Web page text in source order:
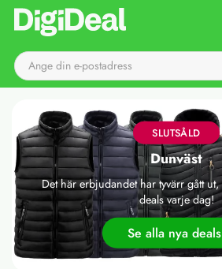
Till startsidan
SLUTSÅLD
Dunväst
Det här erbjudandet har tyvärr gått
deals varje dag!
Se alla nya deals